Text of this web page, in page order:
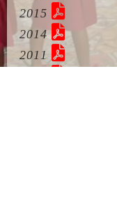
2015
2014
2011